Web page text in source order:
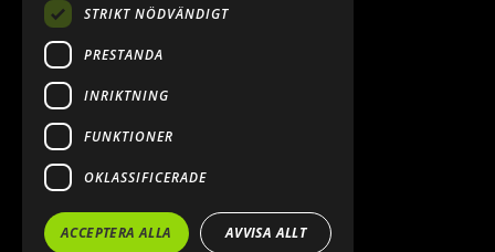
2026. ALL RIGHTS RESERVED.
POWERED BY EMPORI CMS
STRIKT NÖDVÄNDIGT
PRESTANDA
INRIKTNING
FUNKTIONER
OKLASSIFICERADE
ACCEPTERA ALLA AVVISA ALLT